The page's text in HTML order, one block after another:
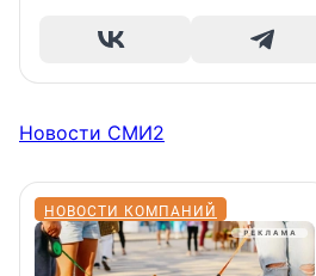
Новости СМИ2
НОВОСТИ КОМПАНИЙ